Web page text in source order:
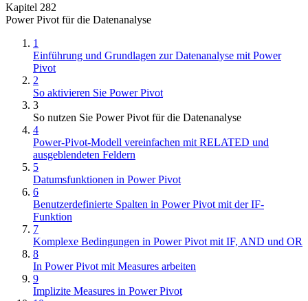
Kapitel 282
Power Pivot für die Datenanalyse
1
Einführung und Grundlagen zur Datenanalyse mit Power
Pivot
2
So aktivieren Sie Power Pivot
3
So nutzen Sie Power Pivot für die Datenanalyse
4
Power-Pivot-Modell vereinfachen mit RELATED und
ausgeblendeten Feldern
5
Datumsfunktionen in Power Pivot
6
Benutzerdefinierte Spalten in Power Pivot mit der IF-
Funktion
7
Komplexe Bedingungen in Power Pivot mit IF, AND und OR
8
In Power Pivot mit Measures arbeiten
9
Implizite Measures in Power Pivot